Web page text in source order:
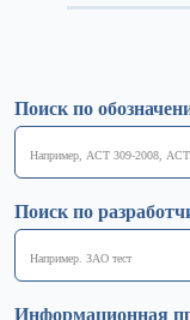
Поиск по
Поиск по
Информационная